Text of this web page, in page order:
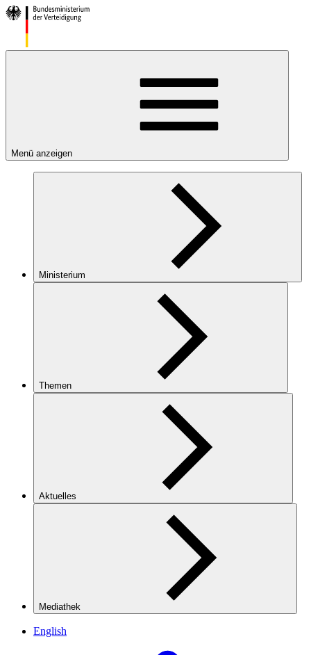
Menü anzeigen
Ministerium
Themen
Aktuelles
Mediathek
English